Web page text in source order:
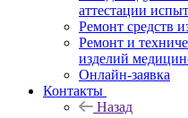
аттестации
Ремонт средств
Ремонт и
изделий
Онлайн-заявка
Контакты
Назад